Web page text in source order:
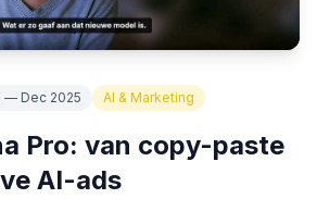
— Dec 2025 AI & Marketing
Pro: van copy-paste
AI-ads